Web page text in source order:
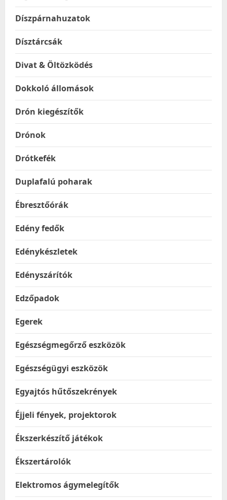
Díszpárnahuzatok
Dísztárcsák
Divat & Öltözködés
Dokkoló állomások
Drón kiegészítők
Drónok
Drótkefék
Duplafalú poharak
Ébresztőórák
Edény fedők
Edénykészletek
Edényszárítók
Edzőpadok
Egerek
Egészségmegőrző eszközök
Egészségügyi eszközök
Egyajtós hűtőszekrények
Éjjeli fények, projektorok
Ékszerkészítő játékok
Ékszertárolók
Elektromos ágymelegítők